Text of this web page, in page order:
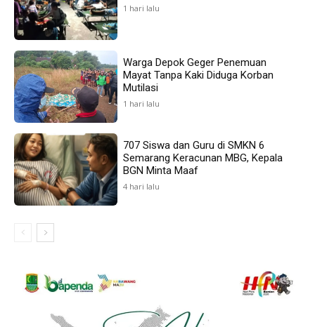
1 hari lalu
Warga Depok Geger Penemuan
Mayat Tanpa Kaki Diduga Korban
Mutilasi
1 hari lalu
707 Siswa dan Guru di SMKN 6
Semarang Keracunan MBG, Kepala
BGN Minta Maaf
4 hari lalu